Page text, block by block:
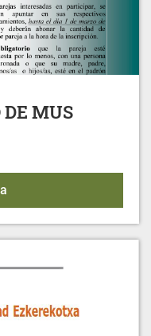
MUS
XXXV CAMPEONATO DE